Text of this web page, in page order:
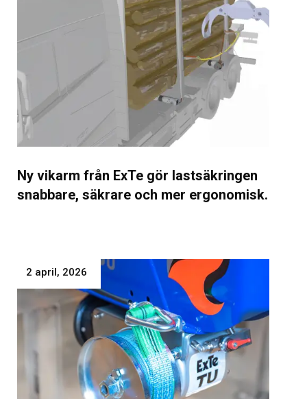
Ny vikarm från ExTe gör lastsäkringen
snabbare, säkrare och mer ergonomisk.
2 april, 2026